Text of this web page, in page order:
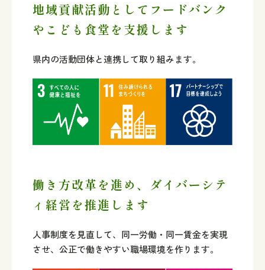
地域貢献活動としてフードバンク
やこども食堂を支援します
県内の活動団体と連携して取り組みます。
働き方改革を進め、ダイバーシテ
ィ経営を推進します
人事制度を見直して、同一労働・同一賃金を実現
させ、公正で働きやすい職場環境を作ります。